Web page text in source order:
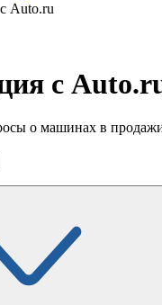
Auto.ru
с
о машинах в